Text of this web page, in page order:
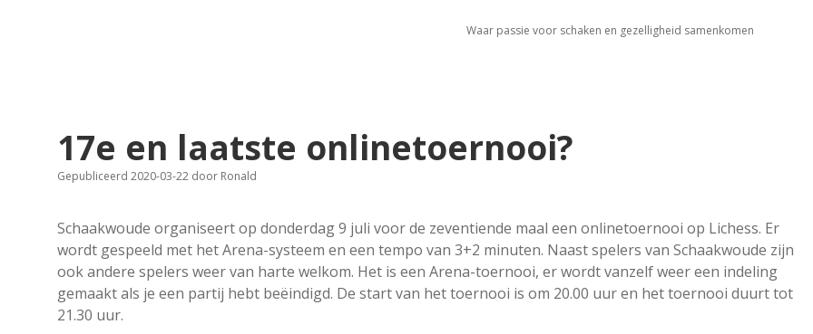
Waar passie voor schaken en gezelligheid samenkomen
17e en laatste onlinetoernooi?
Gepubliceerd 2020-03-22 door Ronald
Schaakwoude organiseert op donderdag 9 juli voor de zeventiende maal een onlinetoernooi op Lichess. Er
wordt gespeeld met het Arena-systeem en een tempo van 3+2 minuten. Naast spelers van Schaakwoude zijn
ook andere spelers weer van harte welkom. Het is een Arena-toernooi, er wordt vanzelf weer een indeling
gemaakt als je een partij hebt beëindigd. De start van het toernooi is om 20.00 uur en het toernooi duurt tot
21.30 uur.